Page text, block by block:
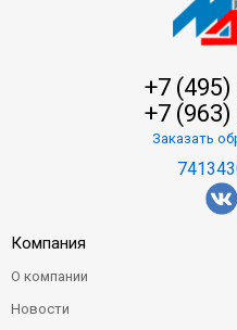
+7
+7 (963)
Заказать
Компания
О компании
Новости